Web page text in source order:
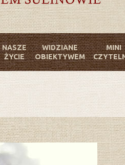
NASZE
ŻYCIE
WIDZIANE
OBIEKTYWEM
MINI